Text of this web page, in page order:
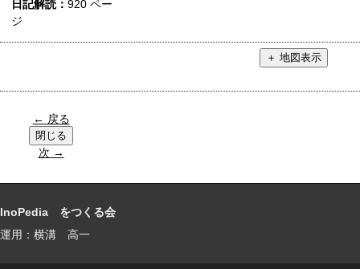
日記解読：920 ペー
ジ
← 戻る
次 →
InoPedia をつくる会
運用：横溝 高一